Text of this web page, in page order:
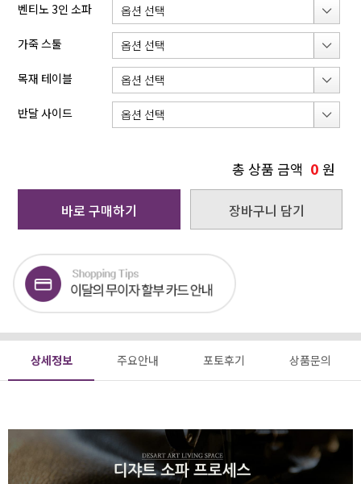
벤티노 3인 소파
가죽 스툴
목재 테이블
반달 사이드
총 상품 금액 0 원
바로 구매하기 장바구니 담기
상세정보 주요안내 포토후기 상품문의